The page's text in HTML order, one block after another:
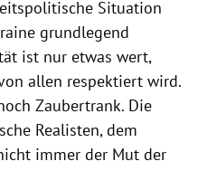
Situation
grundlegend
ist nur etwas wert,
allen respektiert wird.
Zaubertrank. Die
Realisten, dem
immer der Mut der